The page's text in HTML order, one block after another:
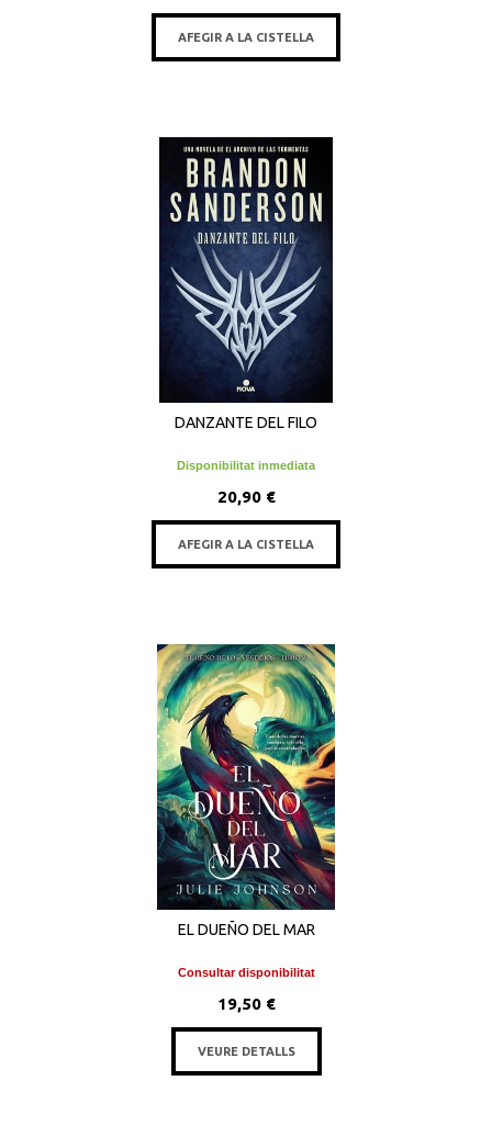
AFEGIR A LA CISTELLA
DANZANTE DEL FILO
Disponibilitat inmediata
20,90 €
AFEGIR A LA CISTELLA
EL DUEÑO DEL MAR
Consultar disponibilitat
19,50 €
VEURE DETALLS